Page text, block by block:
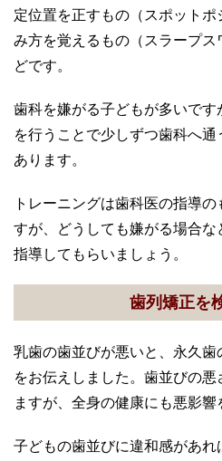
定位置を正すもの（スポット
み方を覚えるもの（スラープ
どです。
歯科を嫌がる子どもが多いで
を行うことで少しずつ歯科へ
あります。
トレーニングは歯科医の指導
すが、どうしても嫌がる場合
指導してもらいましょう。
歯列矯正を
乳歯の歯並びが悪いと、永久
をお伝えしました。歯並びの
ますが、全身の健康にも悪影響
子どもの歯並びに違和感があ